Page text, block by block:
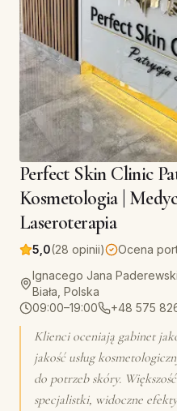
Perfect Skin Clinic
Kosmetologia |
Laseroterapia
5,0(28 opinii) Ocena
Ignacego Jana
Biała, Polska
09:00–19:00
+48 575
Klienci oceniają gabinet
jakość usług
do potrzeb skóry.
specjalistki, widoczne